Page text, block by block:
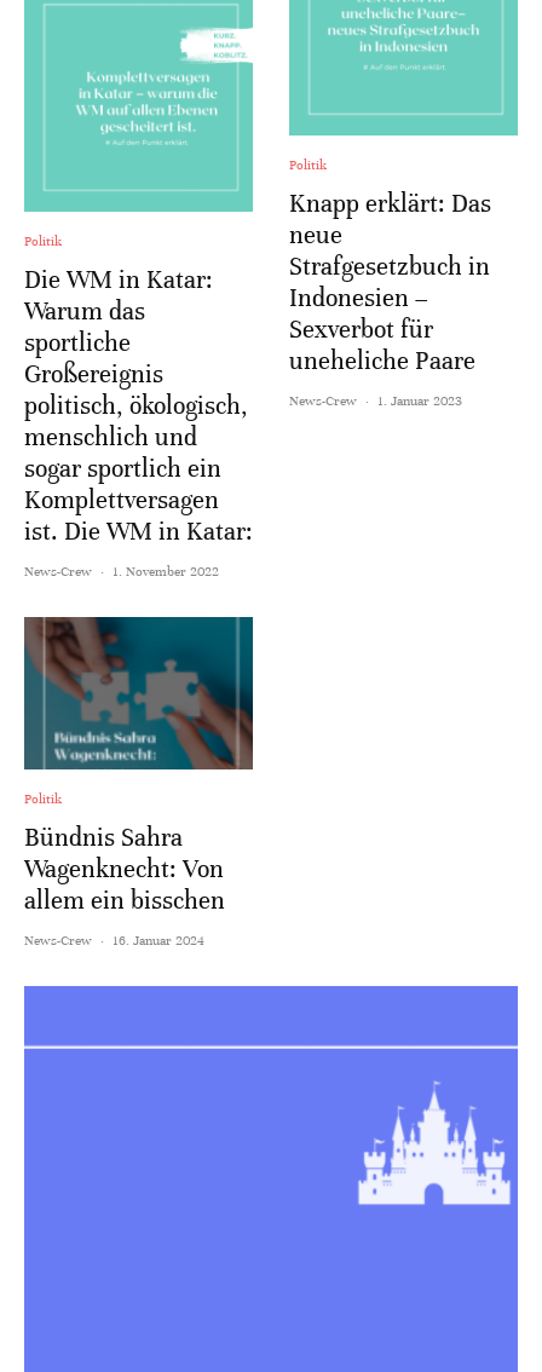
Politik
Die WM in Katar:
Warum das
sportliche
Großereignis
politisch, ökologisch,
menschlich und
sogar sportlich ein
Komplettversagen
ist. Die WM in Katar:
News-Crew · 1. November 2022
Politik
Bündnis Sahra
Wagenknecht: Von
allem ein bisschen
News-Crew · 16. Januar 2024
Politik
Knapp erklärt: Das
neue
Strafgesetzbuch in
Indonesien –
Sexverbot für
uneheliche Paare
News-Crew · 1. Januar 2023